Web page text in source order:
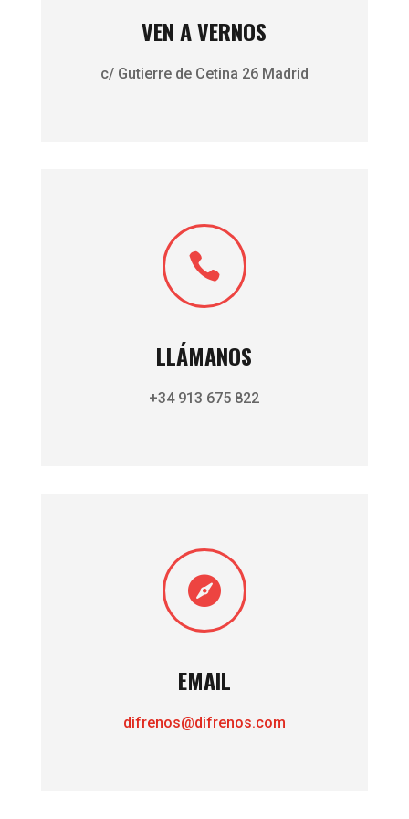
VEN A VERNOS
c/ Gutierre de Cetina 26 Madrid

LLÁMANOS
+34 913 675 822

EMAIL
difrenos@difrenos.com